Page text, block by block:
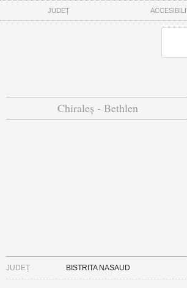
JUDEȚ
Chiraleș - Bethlen
JUDEȚ BISTRITA NASAUD